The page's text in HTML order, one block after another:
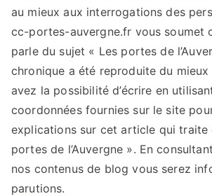
au mieux aux interrogations des
cc-portes-auvergne.fr vous soumet
parle du sujet « Les portes de
chronique a été reproduite du mieux
avez la possibilité d’écrire en
coordonnées fournies sur le site
explications sur cet article qui traite
portes de l’Auvergne ». En
nos contenus de blog vous serez
parutions.